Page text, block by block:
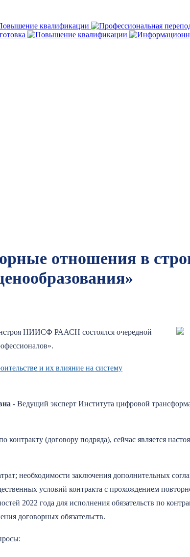
отношения в
НИИСФ РААСН состоялся очередной
и их влияние на систему
- Ведущий эксперт Института цифровой
(договору подряда), сейчас является
необходимости заключения дополнительных
условий контракта с прохождением
2022 года для исполнения обязательств по
договорных обязательств.